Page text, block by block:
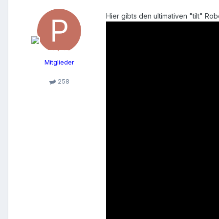
Mitglieder
258
Hier gibts den ultimativen "tilt"